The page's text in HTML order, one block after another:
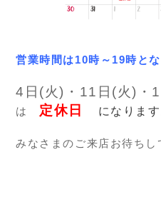
営業時間は10時～19時とな
4日(火)・11日(火)・
は 定休日 になります
みなさまのご来店お待ちし